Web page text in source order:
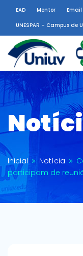
EAD Mentor Email
UNESPAR – Campus de
Inicial 9 Notícia 9
participam de